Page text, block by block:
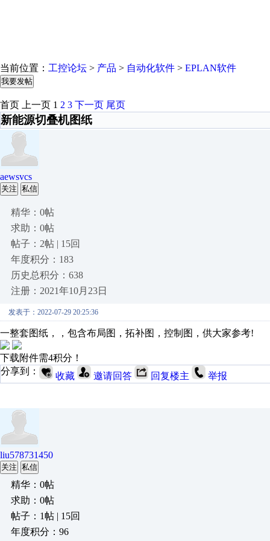
当前位置： 工控论坛 > 产品 > 自动化软件 > EPLAN软件
我要发帖
首页 上一页 1 2 3 下一页 尾页
新能源切叠机图纸
aewsvcs
关注 私信
精华：0帖
求助：0帖
帖子：2帖 | 15回
年度积分：183
历史总积分：638
注册：2021年10月23日
发表于：2022-07-29 20:25:36
一整套图纸，，包含布局图，拓补图，控制图，供大家参考!
下载附件需4积分！
分享到：
收藏 邀请回答 回复楼主 举报
liu578731450
关注 私信
精华：0帖
求助：0帖
帖子：1帖 | 15回
年度积分：96